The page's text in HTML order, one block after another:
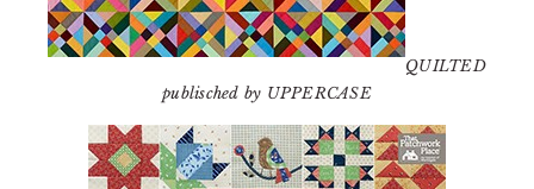
QUILTED
publisched by UPPERCASE